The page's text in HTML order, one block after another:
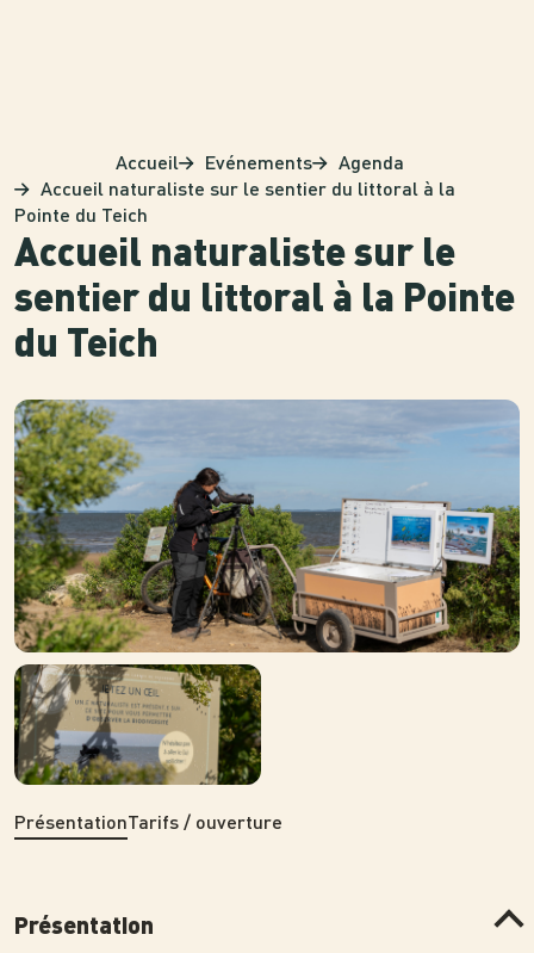
Accueil naturaliste sur le
sentier du littoral à la Pointe
du Teich
Accueil Evénements
Agenda
Accueil naturaliste sur le sentier du littoral à la
Pointe du Teich
Photo
Photo
PrésentationTarifs / ouverture
Présentation